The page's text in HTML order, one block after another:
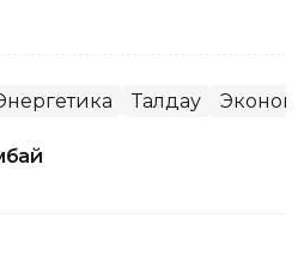
Талдау